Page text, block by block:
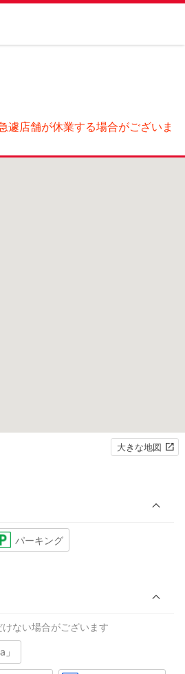
遽店舗が休業する場合がございま
大きな地図
パーキング
ない場合がございます